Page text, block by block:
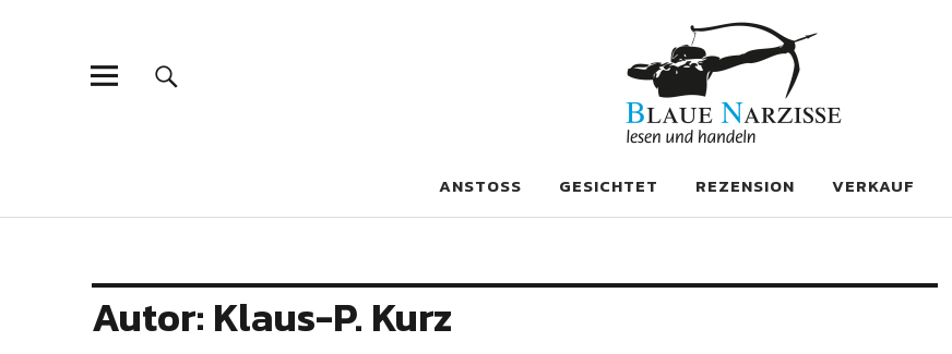
Blaue Narzisse
ANSTOSS GESICHTET REZENSION VERKAUF
Autor: Klaus-P. Kurz